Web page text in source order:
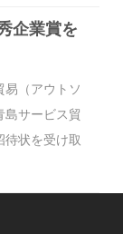
企業賞を
易（アウトソ
島サービス貿
待状を受け取